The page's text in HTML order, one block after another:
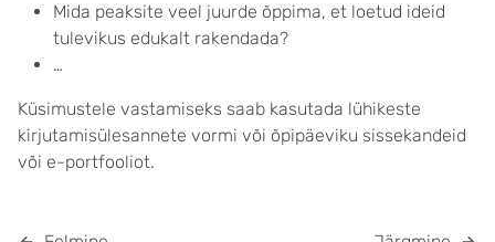
Mida peaksite veel juurde õppima, et loetud ideid
tulevikus edukalt rakendada?
…
Küsimustele vastamiseks saab kasutada lühikeste
kirjutamisülesannete vormi või õpipäeviku sissekandeid
või e-portfooliot.